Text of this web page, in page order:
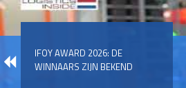
IFOY AWARD 2026: DE
WINNAARS ZIJN BEKEND